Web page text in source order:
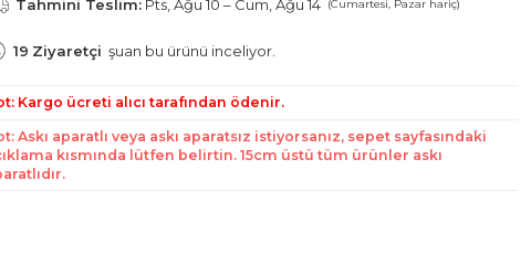
19 Ziyaretçi şuan bu ürünü inceliyor.
Kargo ücreti alıcı tarafından ödenir.
Askı aparatlı veya askı aparatsız istiyorsanız, sepet sayfasındaki
kısmında lütfen belirtin. 15cm üstü tüm ürünler askı